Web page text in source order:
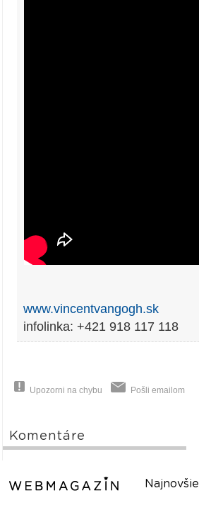
www.vincentvangogh.sk
infolinka: +421 918 117 118
Upozorni na chybu Pošli emailom
Komentáre
Najnovšie